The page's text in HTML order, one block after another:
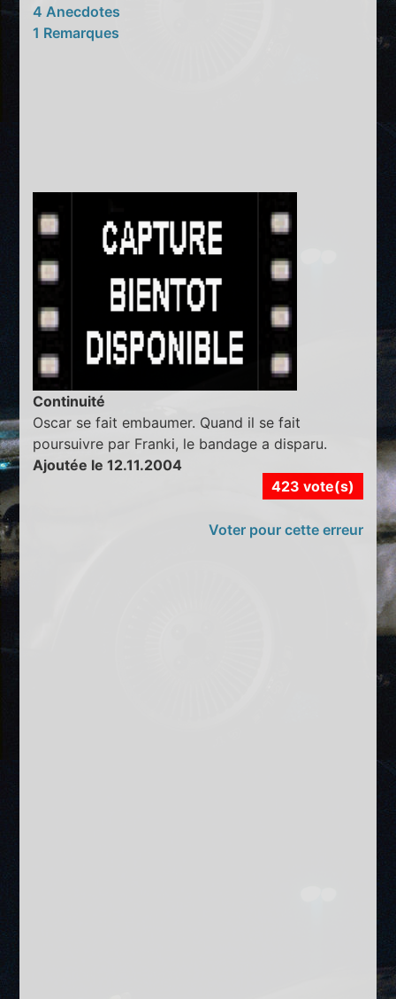
4 Anecdotes
1 Remarques
Continuité
Oscar se fait embaumer. Quand il se fait
poursuivre par Franki, le bandage a disparu.
Ajoutée le 12.11.2004
423 vote(s)
Voter pour cette erreur